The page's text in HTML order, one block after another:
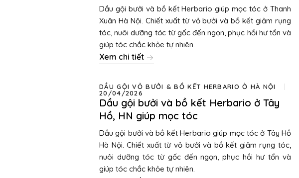
Dầu gội bưởi và bồ kết Herbario giúp mọc tóc ở Thanh
Xuân Hà Nội. Chiết xuất từ vỏ bưởi và bồ kết giảm rụng
tóc, nuôi dưỡng tóc từ gốc đến ngọn, phục hồi hư tổn và
giúp tóc chắc khỏe tự nhiên.
Xem chi tiết
DẦU GỘI VỎ BƯỞI & BỒ KẾT HERBARIO Ở HÀ NỘI
20/04/2026
Dầu gội bưởi và bồ kết Herbario ở Tây
Hồ, HN giúp mọc tóc
Dầu gội bưởi và bồ kết Herbario giúp mọc tóc ở Tây Hồ
Hà Nội. Chiết xuất từ vỏ bưởi và bồ kết giảm rụng tóc,
nuôi dưỡng tóc từ gốc đến ngọn, phục hồi hư tổn và
giúp tóc chắc khỏe tự nhiên.